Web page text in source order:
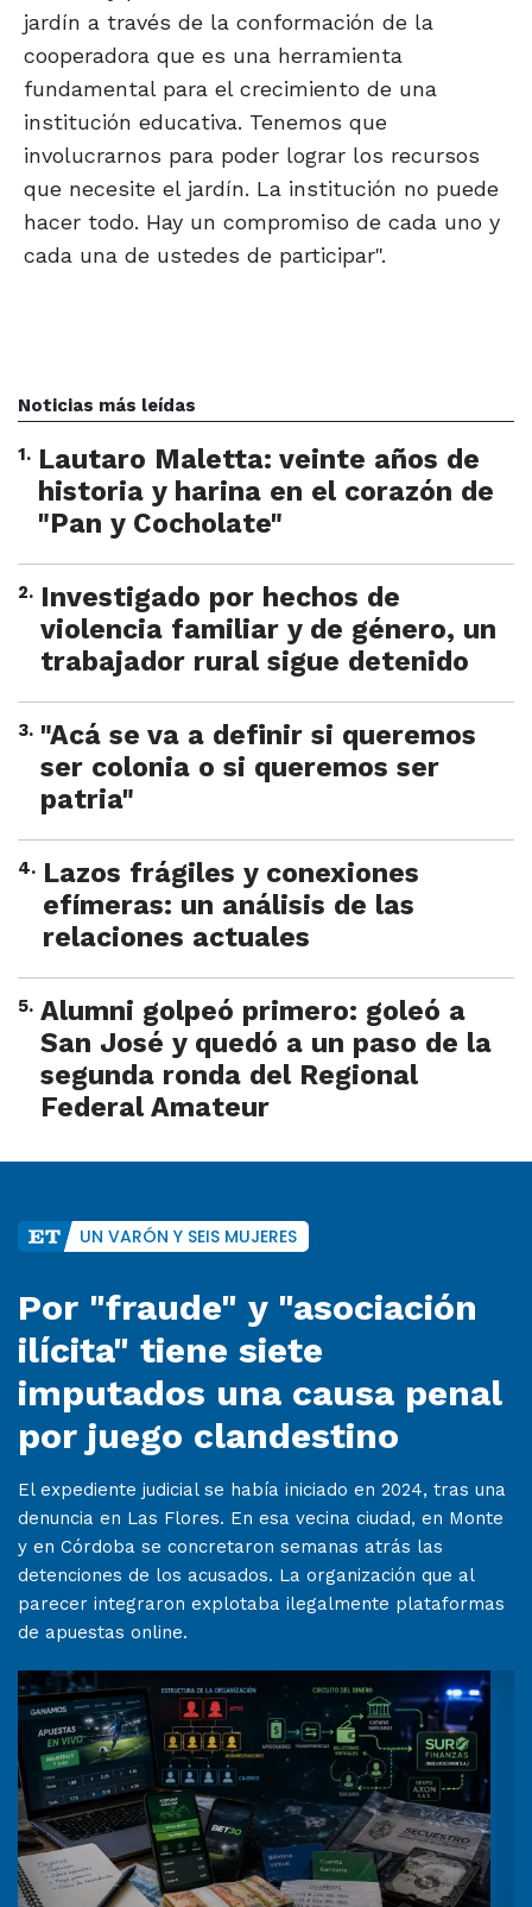
jardín a través de la conformación de la
cooperadora que es una herramienta
fundamental para el crecimiento de una
institución educativa. Tenemos que
involucrarnos para poder lograr los recursos
que necesite el jardín. La institución no puede
hacer todo. Hay un compromiso de cada uno y
cada una de ustedes de participar".
Noticias más leídas
1. Lautaro Maletta: veinte años de
historia y harina en el corazón de
"Pan y Cocholate"
2. Investigado por hechos de
violencia familiar y de género, un
trabajador rural sigue detenido
3. "Acá se va a definir si queremos
ser colonia o si queremos ser
patria"
4. Lazos frágiles y conexiones
efímeras: un análisis de las
relaciones actuales
5. Alumni golpeó primero: goleó a
San José y quedó a un paso de la
segunda ronda del Regional
Federal Amateur
UN VARÓN Y SEIS MUJERES
Por "fraude" y "asociación
ilícita" tiene siete
imputados una causa penal
por juego clandestino
El expediente judicial se había iniciado en 2024, tras una
denuncia en Las Flores. En esa vecina ciudad, en Monte
y en Córdoba se concretaron semanas atrás las
detenciones de los acusados. La organización que al
parecer integraron explotaba ilegalmente plataformas
de apuestas online.